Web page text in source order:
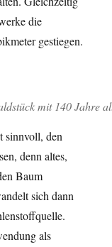
die
gestiegen.
mit 140 Jahre
sinnvoll, den
denn altes,
Baum
sich dann
als